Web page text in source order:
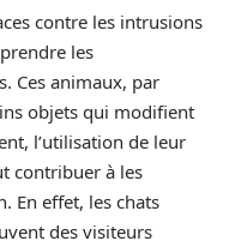
contre les intrusions
les
Ces animaux, par
objets qui modifient
l’utilisation de leur
contribuer à les
En effet, les chats
des visiteurs